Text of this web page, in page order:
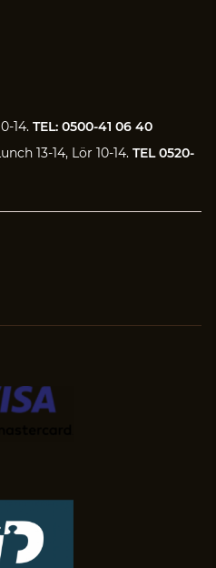
14. TEL: 0500-41 06 40
13-14, Lör 10-14. TEL 0520-